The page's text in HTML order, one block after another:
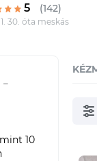
5 (142)
30. óta meskás
10